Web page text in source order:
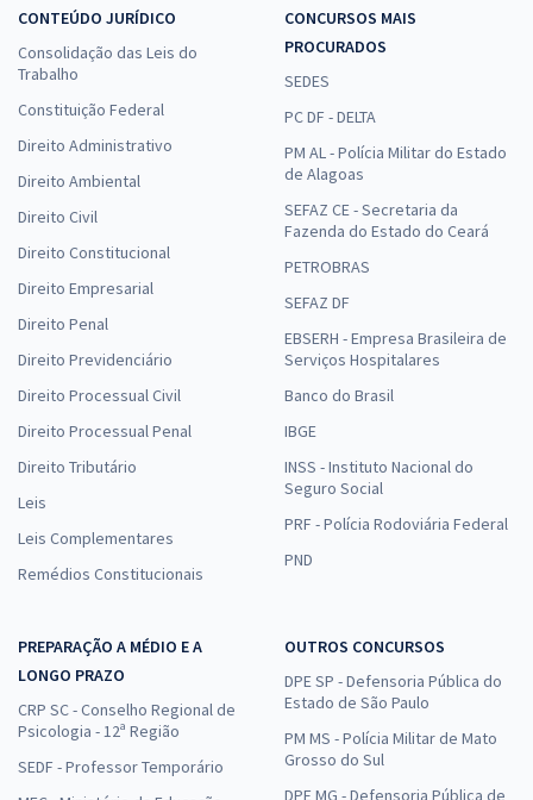
CONTEÚDO JURÍDICO
Consolidação das Leis do
Trabalho
Constituição Federal
Direito Administrativo
Direito Ambiental
Direito Civil
Direito Constitucional
Direito Empresarial
Direito Penal
Direito Previdenciário
Direito Processual Civil
Direito Processual Penal
Direito Tributário
Leis
Leis Complementares
Remédios Constitucionais
CONCURSOS MAIS
PROCURADOS
SEDES
PC DF - DELTA
PM AL - Polícia Militar do Estado
de Alagoas
SEFAZ CE - Secretaria da
Fazenda do Estado do Ceará
PETROBRAS
SEFAZ DF
EBSERH - Empresa Brasileira de
Serviços Hospitalares
Banco do Brasil
IBGE
INSS - Instituto Nacional do
Seguro Social
PRF - Polícia Rodoviária Federal
PND
PREPARAÇÃO A MÉDIO E A
LONGO PRAZO
CRP SC - Conselho Regional de
Psicologia - 12ª Região
SEDF - Professor Temporário
OUTROS CONCURSOS
DPE SP - Defensoria Pública do
Estado de São Paulo
PM MS - Polícia Militar de Mato
Grosso do Sul
DPE MG - Defensoria Pública de